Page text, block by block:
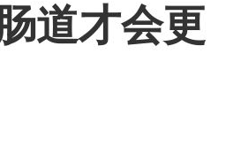
道才会更